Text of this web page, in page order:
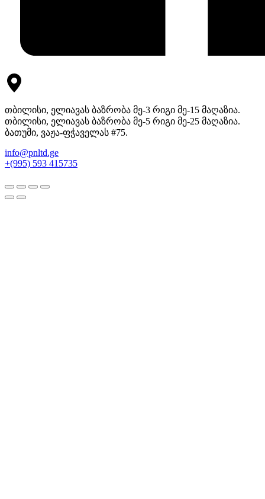
თბილისი, ელიავას ბაზრობა მე-3 რიგი მე-15 მაღაზია.
თბილისი, ელიავას ბაზრობა მე-5 რიგი მე-25 მაღაზია.
ბათუმი, ვაჟა-ფჭაველას #75.
info@pnltd.ge
+(995) 593 415735